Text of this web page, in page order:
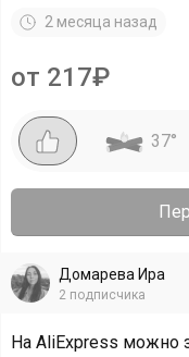
2 месяца назад
от 217₽
37°
Домарева Ира
2 подписчика
На AliExpress можно